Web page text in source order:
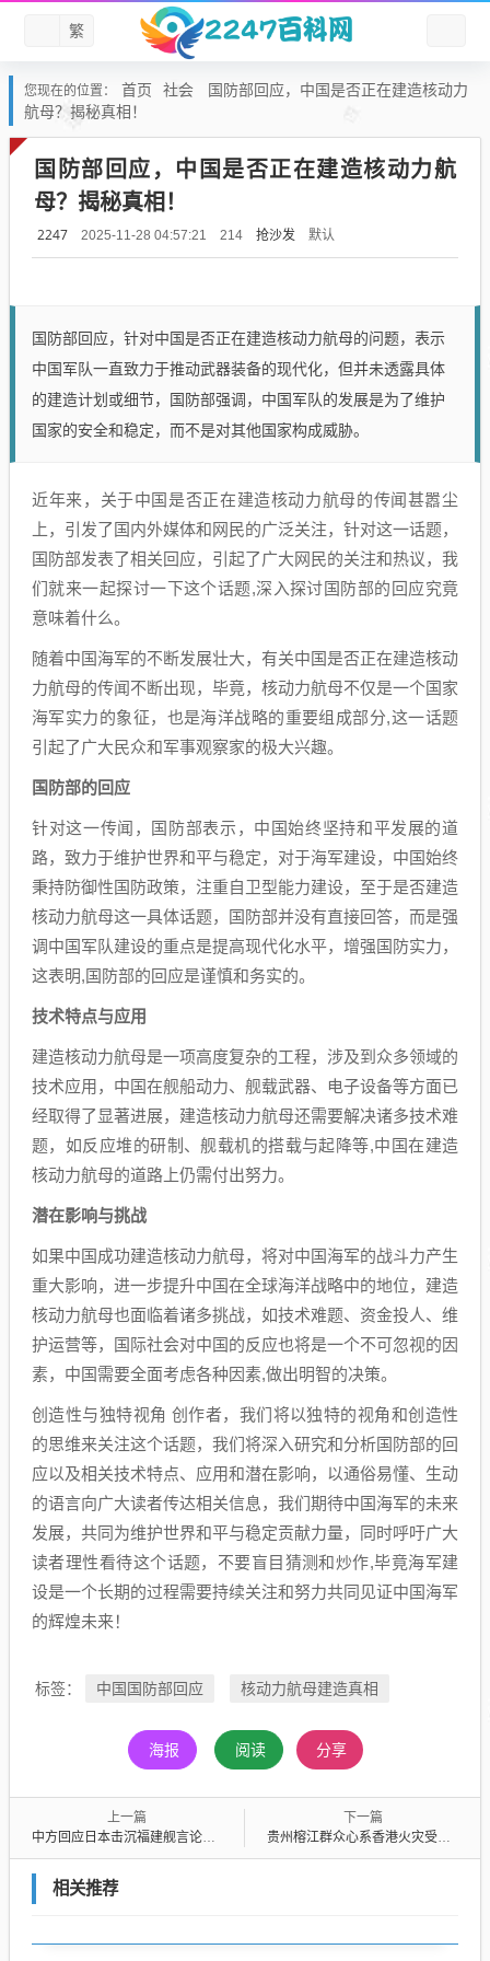
繁
您现在的位置： 首页 社会
国防部回应，中国是否正在建造核动力
航母？揭秘真相！
国防部回应，中国是否正在建造核动力航
母？揭秘真相！
2247 2025-11-28 04:57:21 214 抢沙发 默认
国防部回应，针对中国是否正在建造核动力航母的问题，表示
中国军队一直致力于推动武器装备的现代化，但并未透露具体
的建造计划或细节，国防部强调，中国军队的发展是为了维护
国家的安全和稳定，而不是对其他国家构成威胁。
近年来，关于中国是否正在建造核动力航母的传闻甚嚣尘
上，引发了国内外媒体和网民的广泛关注，针对这一话题，
国防部发表了相关回应，引起了广大网民的关注和热议，我
们就来一起探讨一下这个话题,深入探讨国防部的回应究竟
意味着什么。
随着中国海军的不断发展壮大，有关中国是否正在建造核动
力航母的传闻不断出现，毕竟，核动力航母不仅是一个国家
海军实力的象征，也是海洋战略的重要组成部分,这一话题
引起了广大民众和军事观察家的极大兴趣。
国防部的回应
针对这一传闻，国防部表示，中国始终坚持和平发展的道
路，致力于维护世界和平与稳定，对于海军建设，中国始终
秉持防御性国防政策，注重自卫型能力建设，至于是否建造
核动力航母这一具体话题，国防部并没有直接回答，而是强
调中国军队建设的重点是提高现代化水平，增强国防实力，
这表明,国防部的回应是谨慎和务实的。
技术特点与应用
建造核动力航母是一项高度复杂的工程，涉及到众多领域的
技术应用，中国在舰船动力、舰载武器、电子设备等方面已
经取得了显著进展，建造核动力航母还需要解决诸多技术难
题，如反应堆的研制、舰载机的搭载与起降等,中国在建造
核动力航母的道路上仍需付出努力。
潜在影响与挑战
如果中国成功建造核动力航母，将对中国海军的战斗力产生
重大影响，进一步提升中国在全球海洋战略中的地位，建造
核动力航母也面临着诸多挑战，如技术难题、资金投人、维
护运营等，国际社会对中国的反应也将是一个不可忽视的因
素，中国需要全面考虑各种因素,做出明智的决策。
创造性与独特视角 创作者，我们将以独特的视角和创造性
的思维来关注这个话题，我们将深入研究和分析国防部的回
应以及相关技术特点、应用和潜在影响，以通俗易懂、生动
的语言向广大读者传达相关信息，我们期待中国海军的未来
发展，共同为维护世界和平与稳定贡献力量，同时呼吁广大
读者理性看待这个话题，不要盲目猜测和炒作,毕竟海军建
设是一个长期的过程需要持续关注和努力共同见证中国海军
的辉煌未来！
标签： 中国国防部回应 核动力航母建造真相
海报 阅读 分享
上一篇
中方回应日本击沉福建舰言论，坚定维护实力与和平共处承诺
下一篇
贵州榕江群众心系香港火灾受灾者，积极募捐支援行动启动
相关推荐